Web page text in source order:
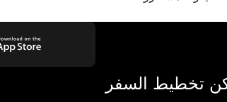
تخطيط السفر